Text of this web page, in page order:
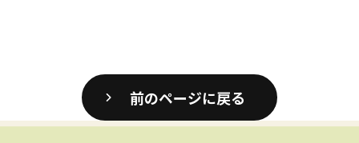
前のページに戻る